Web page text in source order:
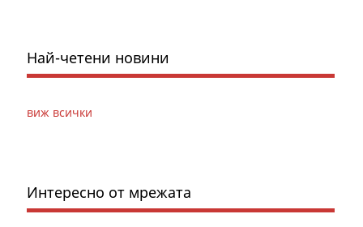
Най-четени новини
виж всички
Интересно от мрежата